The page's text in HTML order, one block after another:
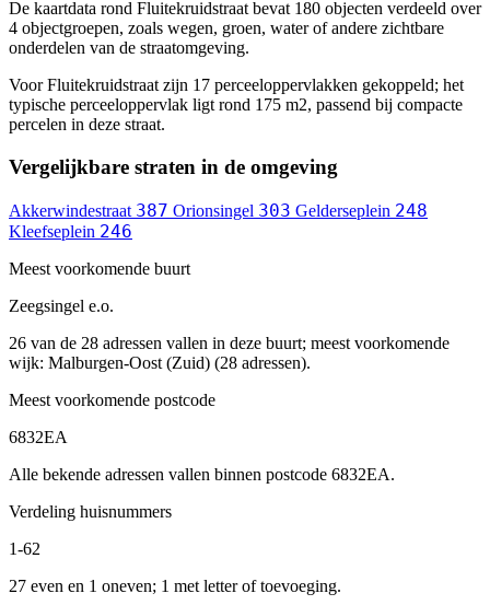
De kaartdata rond Fluitekruidstraat bevat 180 objecten verdeeld over
4 objectgroepen, zoals wegen, groen, water of andere zichtbare
onderdelen van de straatomgeving.
Voor Fluitekruidstraat zijn 17 perceeloppervlakken gekoppeld; het
typische perceeloppervlak ligt rond 175 m2, passend bij compacte
percelen in deze straat.
Vergelijkbare straten in de omgeving
Akkerwindestraat 387 Orionsingel 303 Gelderseplein 248
Kleefseplein 246
Meest voorkomende buurt
Zeegsingel e.o.
26 van de 28 adressen vallen in deze buurt; meest voorkomende
wijk: Malburgen-Oost (Zuid) (28 adressen).
Meest voorkomende postcode
6832EA
Alle bekende adressen vallen binnen postcode 6832EA.
Verdeling huisnummers
1-62
27 even en 1 oneven; 1 met letter of toevoeging.